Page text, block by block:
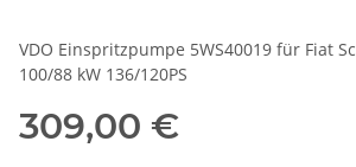
VDO Einspritzpumpe 5WS40019 für Fiat
100/88 kW 136/120PS
309,00 €